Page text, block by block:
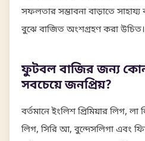
সফলতার সম্ভাবনা বাড়াতে
বুঝে বাজিত অংশগ্রহণ করা উচিত।
ফুটবল বাজির জন্য
সবচেয়ে জনপ্রিয়?
বর্তমানে ইংলিশ প্রিমিয়ার লিগ, লা
লিগ, সিরি আ, বুন্দেসলিগা এবং